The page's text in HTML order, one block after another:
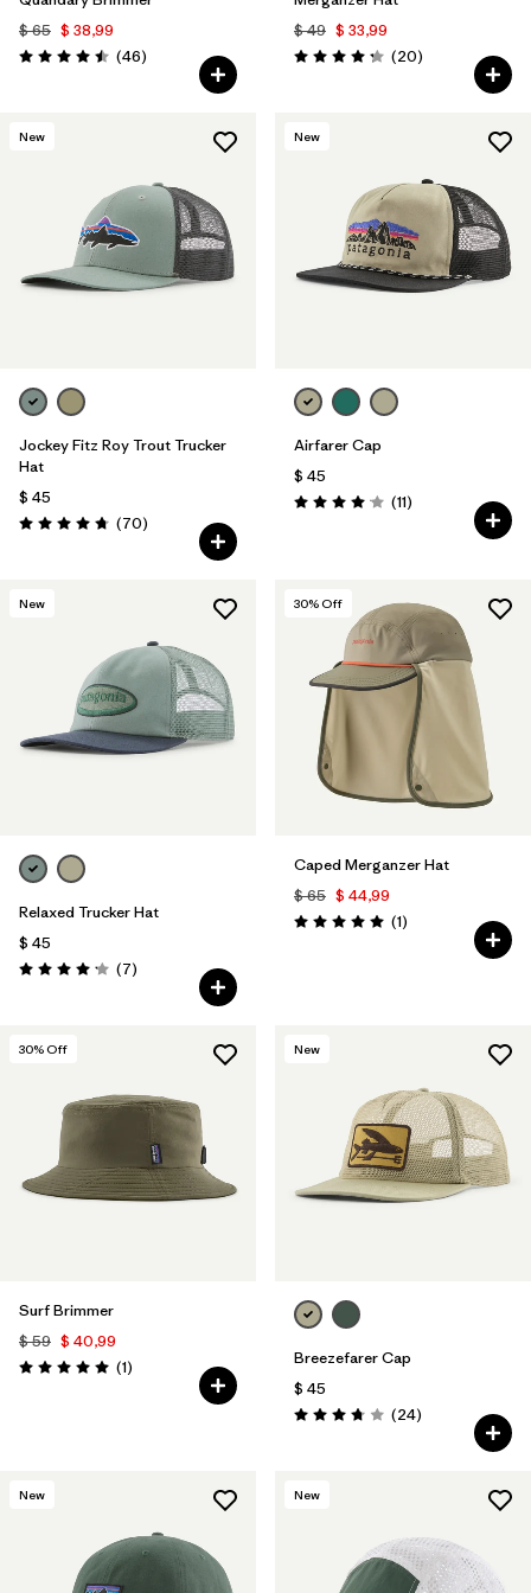
$ 65 $ 38,99
Valoración: 4.5 / 5
(46Comentarios
)
$ 49 $ 33,99
Valoración: 4.3 / 5
(20Comentarios
)
New
Jockey Fitz Roy Trout Trucker
Hat
$ 45
Valoración: 4.8 / 5
(70Comentarios
)
New
Airfarer Cap
$ 45
Valoración: 4.1 / 5
(11Comentarios
)
New
Relaxed Trucker Hat
$ 45
Valoración: 4.1 / 5
(7Comentarios
)
30% Off
Caped Merganzer Hat
$ 65 $ 44,99
Valoración: 5.0 / 5
(1Comentarios
)
30% Off
Surf Brimmer
$ 59 $ 40,99
Valoración: 5.0 / 5
(1Comentarios
)
New
Breezefarer Cap
$ 45
Valoración: 3.8 / 5
(24Comentarios
)
New New